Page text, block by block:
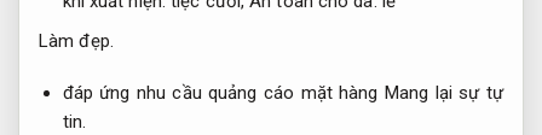
Làm đẹp.
đáp ứng nhu cầu quảng cáo mặt hàng Mang lại sự tự
tin.